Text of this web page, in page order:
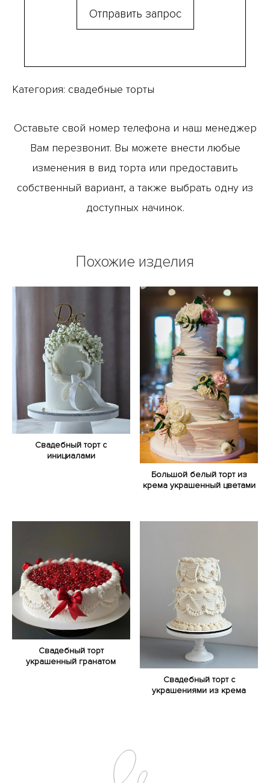
Категория: свадебные торты
Оставьте свой номер телефона и наш менеджер
Вам перезвонит. Вы можете внести любые
изменения в вид торта или предоставить
собственный вариант, а также выбрать одну из
доступных начинок.
Похожие изделия
Свадебный торт с
инициалами
Большой белый торт из
крема украшенный цветами
Свадебный торт
украшенный гранатом
Свадебный торт с
украшениями из крема